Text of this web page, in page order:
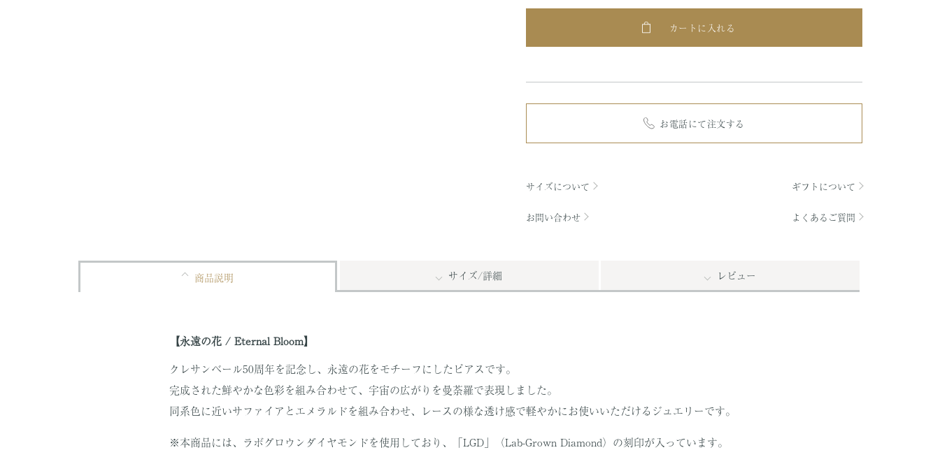
カートに入れる
お電話にて注文する
サイズについて ギフトについて
お問い合わせ よくあるご質問
商品説明
【永遠の花 / Eternal Bloom】
クレサンベール50周年を記念し、永遠の花をモチーフにしたピアスです。
完成された鮮やかな色彩を組み合わせて、宇宙の広がりを曼荼羅で表現しました。
同系色に近いサファイアとエメラルドを組み合わせ、レースの様な透け感で軽やかにお使いいただけるジュエリーです。
※本商品には、ラボグロウンダイヤモンドを使用しており、「LGD」（Lab-Grown Diamond）の刻印が入っています。
サイズ/詳細 レビュー